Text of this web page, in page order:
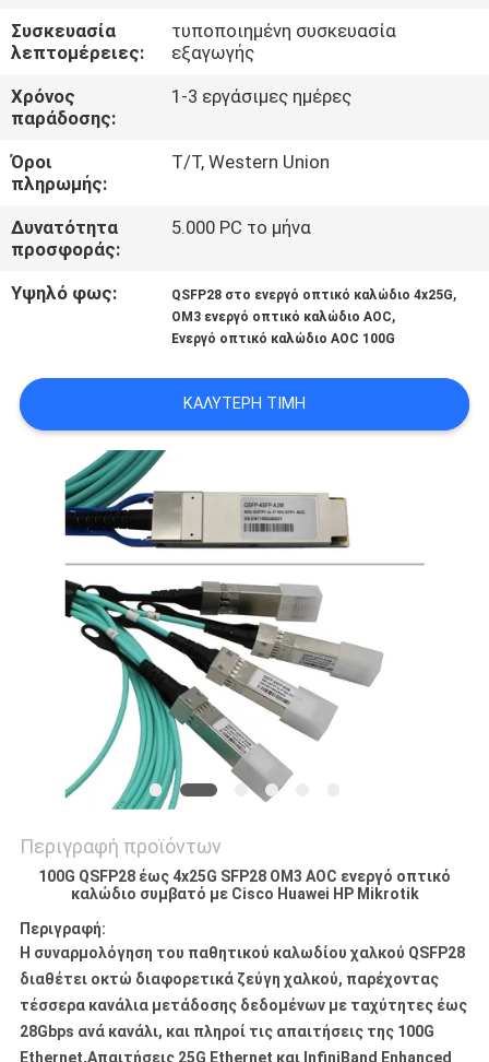
ΕΛΆΤΕ
ΣΕ
ΕΠΑΦΉ
ΜΕ
ΕΙΔΉΣΕΙΣ
ΖΗΤΉΣΤΕ
ΑΠΌΣΠΑΣΜΑ
SITEMAP
ΠΟΛΙΤΙΚΉ
ΑΠΟΡΡΉΤΟΥ
Συσκευασία
λεπτομέρειες:
τυποποιημένη συσκευασία
εξαγωγής
Χρόνος
παράδοσης:
1-3 εργάσιμες ημέρες
Όροι
πληρωμής:
T/T, Western Union
Δυνατότητα
προσφοράς:
5.000 PC το μήνα
Υψηλό φως: QSFP28 στο ενεργό οπτικό καλώδιο 4x25G,
OM3 ενεργό οπτικό καλώδιο AOC,
Ενεργό οπτικό καλώδιο AOC 100G
ΚΑΛΎΤΕΡΗ ΤΙΜΉ
Περιγραφή προϊόντων
100G QSFP28 έως 4x25G SFP28 OM3 AOC ενεργό οπτικό
καλώδιο συμβατό με Cisco Huawei HP Mikrotik
Περιγραφή:
Η συναρμολόγηση του παθητικού καλωδίου χαλκού QSFP28
διαθέτει οκτώ διαφορετικά ζεύγη χαλκού, παρέχοντας
τέσσερα κανάλια μετάδοσης δεδομένων με ταχύτητες έως
28Gbps ανά κανάλι, και πληροί τις απαιτήσεις της 100G
Ethernet,Απαιτήσεις 25G Ethernet και InfiniBand Enhanced